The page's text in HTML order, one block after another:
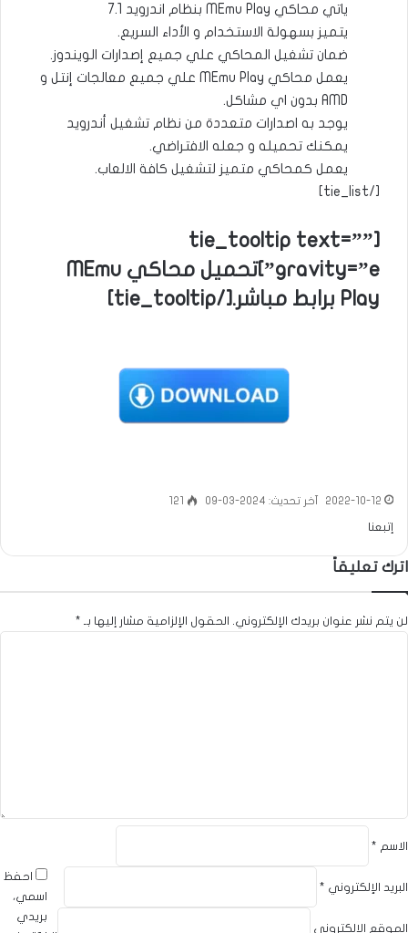
ياتي محاكي MEmu Play بنظام اندرويد 7.1
يتميز بسهولة الاستخدام و الأداء السريع.
ضمان تشغيل المحاكي علي جميع إصدارات الويندوز.
يعمل محاكي MEmu Play علي جميع معالجات إنتل و
AMD بدون اي مشاكل.
يوجد به اصدارات متعددة من نظام تشغيل أندرويد
يمكنك تحميله و جعله الافتراضي.
يعمل كمحاكي متميز لتشغيل كافة الالعاب.
[/tie_list]
[tie_tooltip text=””
gravity=”e”]تحميل محاكي MEmu
Play برابط مباشر.[/tie_tooltip]
2022-10-12 آخر تحديث: 2024-03-09 121
إتبعنا
اترك تعليقاً
لن يتم نشر عنوان بريدك الإلكتروني. الحقول الإلزامية مشار إليها بـ *
الاسم *
البريد الإلكتروني *
الموقع الإلكتروني
احفظ
اسمي،
بريدي